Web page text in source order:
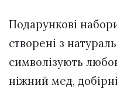
Подарункові
створені з
символізують
ніжний мед,